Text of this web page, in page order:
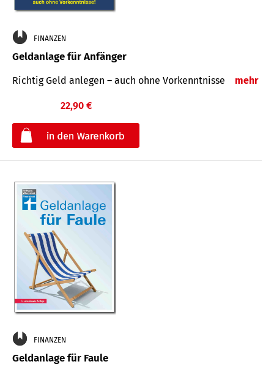
FINANZEN
Geldanlage für Anfänger
Richtig Geld anlegen – auch ohne Vorkenntnisse mehr
22,90 €
FINANZEN
Geldanlage für Faule